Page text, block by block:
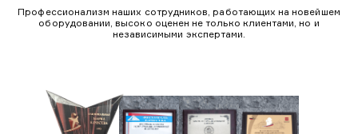
Профессионализм наших сотрудников, работающих на новейшем
оборудовании, высоко оценен не только клиентами, но и
независимыми экспертами.